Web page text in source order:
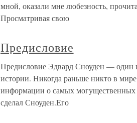
мной, оказали мне любезность,
Просматривая свою
Предисловие
Предисловие Эдвард Сноуден — один
истории. Никогда раньше никто в
информации о самых могущественных
сделал Сноуден.Его